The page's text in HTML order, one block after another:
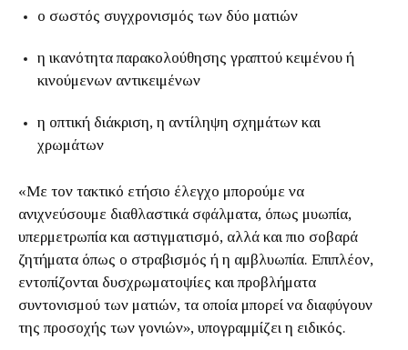
ο σωστός συγχρονισμός των δύο ματιών
η ικανότητα παρακολούθησης γραπτού κειμένου ή
κινούμενων αντικειμένων
η οπτική διάκριση, η αντίληψη σχημάτων και
χρωμάτων
«Με τον τακτικό ετήσιο έλεγχο μπορούμε να
ανιχνεύσουμε διαθλαστικά σφάλματα, όπως μυωπία,
υπερμετρωπία και αστιγματισμό, αλλά και πιο σοβαρά
ζητήματα όπως ο στραβισμός ή η αμβλυωπία. Επιπλέον,
εντοπίζονται δυσχρωματοψίες και προβλήματα
συντονισμού των ματιών, τα οποία μπορεί να διαφύγουν
της προσοχής των γονιών», υπογραμμίζει η ειδικός.